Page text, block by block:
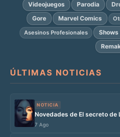
Videojuegos
Parodia
Gore
Marvel Comics
Asesinos Profesionales
ÚLTIMAS NOTICIAS
NOTICIA
Novedades de El secreto de
7 Ago